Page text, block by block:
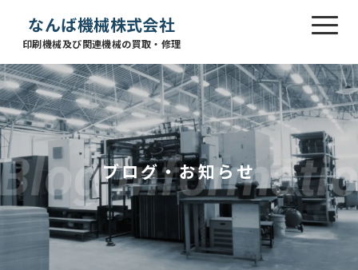
なんば機械株式会社
印刷機械及び関連機械の買取・修理
ブログ・お知らせ